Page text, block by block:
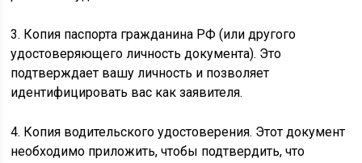
3. Копия паспорта гражданина РФ (или другого
удостоверяющего личность документа). Это
подтверждает вашу личность и позволяет
идентифицировать вас как заявителя.
4. Копия водительского удостоверения. Этот документ
необходимо приложить, чтобы подтвердить, что